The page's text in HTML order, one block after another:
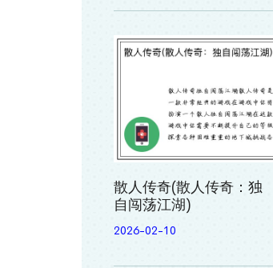
散人传奇(散人传奇：独
自闯荡江湖)
2026-02-10